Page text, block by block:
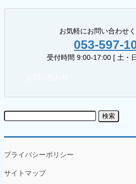
お気軽にお問い合わせく
053-597-
受付時間 9:00-17:00 [ 土・
検
索:
プライバシーポリシー
サイトマップ